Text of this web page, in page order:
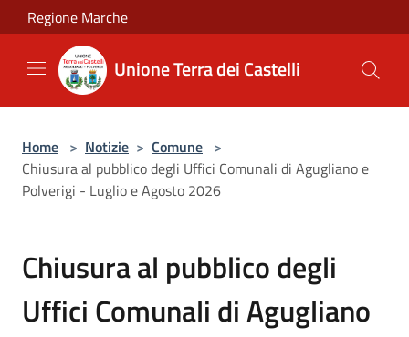
Salta al contenuto principale
Regione Marche
Unione Terra dei Castelli
Home > Notizie > Comune >
Chiusura al pubblico degli Uffici Comunali di Agugliano e
Polverigi - Luglio e Agosto 2026
Chiusura al pubblico degli
Uffici Comunali di Agugliano